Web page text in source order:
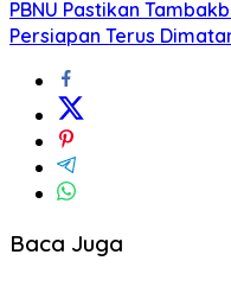
PBNU Pastikan
Persiapan Terus
Baca Juga